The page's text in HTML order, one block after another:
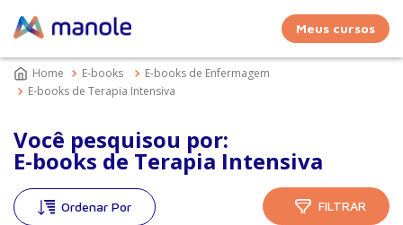
Meus cursos
E-books
E-books de Enfermagem
E-books de Terapia Intensiva
Você pesquisou por:
E-books de Terapia Intensiva
FILTRAR